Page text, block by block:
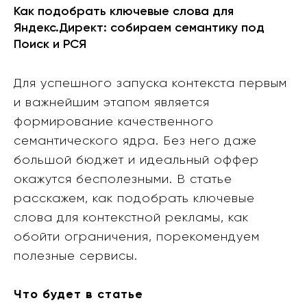
Как подобрать ключевые слова для
Яндекс.Директ: собираем семантику под
Поиск и РСЯ
Для успешного запуска контекста первым
и важнейшим этапом является
формирование качественного
семантического ядра. Без него даже
большой бюджет и идеальный оффер
окажутся бесполезными. В статье
расскажем, как подобрать ключевые
слова для контекстной рекламы, как
обойти ограничения, порекомендуем
полезные сервисы.
Что будет в статье